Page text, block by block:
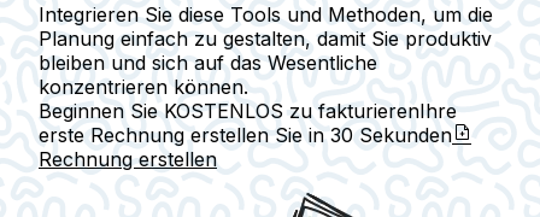
Integrieren Sie diese Tools und Methoden, um die
Planung einfach zu gestalten, damit Sie produktiv
bleiben und sich auf das Wesentliche
konzentrieren können.
Beginnen Sie KOSTENLOS zu fakturierenIhre
erste Rechnung erstellen Sie in 30 Sekunden
Rechnung erstellen